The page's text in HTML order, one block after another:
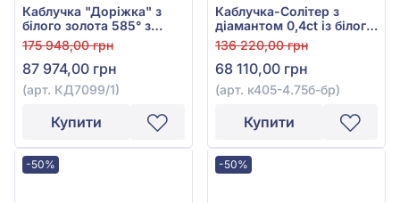
Каблучка "Доріжка" з
білого золота 585° з
діамантами 0,75ct, арт.
КД7099/1
175 948,00 грн
87 974,00 грн
(арт. КД7099/1)
Купити
Каблучка-Солітер з
діамантом 0,4ct із білого
золота 585°, арт. к405-
4.75б-бр
136 220,00 грн
68 110,00 грн
(арт. к405-4.75б-бр)
Купити
-50% -50%